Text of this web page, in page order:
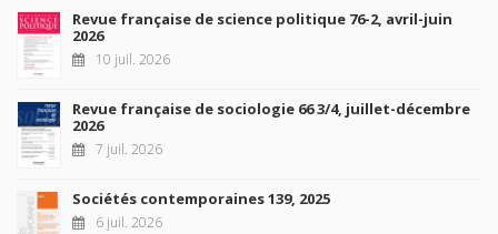
Revue française de science politique 76-2, avril-juin
2026
10 juil. 2026
Revue française de sociologie 66 3/4, juillet-décembre
2026
7 juil. 2026
Sociétés contemporaines 139, 2025
6 juil. 2026